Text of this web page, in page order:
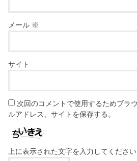
メール ※
サイト
次回のコメントで使用するためブラ
ルアドレス、サイトを保存する。
上に表示された文字を入力してください